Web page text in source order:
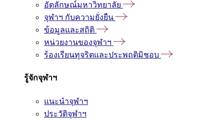
อัตลักษณ์มหาวิทยาลัย
จุฬาฯ กับความยั่งยืน
ข้อมูลและสถิติ
หน่วยงานของจุฬาฯ
ร้องเรียนทุจริตและประพฤติมิชอบ
รู้จักจุฬาฯ
แนะนำจุฬาฯ
ประวัติจุฬาฯ